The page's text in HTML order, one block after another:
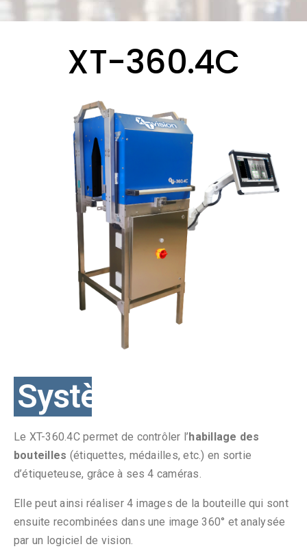
XT-360.4C
Système
Le XT-360.4C permet de contrôler l’habillage des
bouteilles (étiquettes, médailles, etc.) en sortie
d’étiqueteuse, grâce à ses 4 caméras.
Elle peut ainsi réaliser 4 images de la bouteille qui sont
ensuite recombinées dans une image 360° et analysée
par un logiciel de vision.